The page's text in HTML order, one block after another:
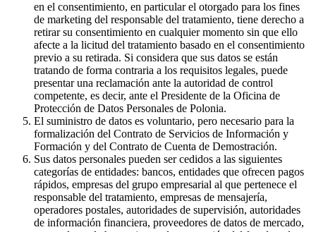
en el consentimiento, en particular el otorgado para los fines
de marketing del responsable del tratamiento, tiene derecho a
retirar su consentimiento en cualquier momento sin que ello
afecte a la licitud del tratamiento basado en el consentimiento
previo a su retirada. Si considera que sus datos se están
tratando de forma contraria a los requisitos legales, puede
presentar una reclamación ante la autoridad de control
competente, es decir, ante el Presidente de la Oficina de
Protección de Datos Personales de Polonia.
El suministro de datos es voluntario, pero necesario para la
formalización del Contrato de Servicios de Información y
Formación y del Contrato de Cuenta de Demostración.
Sus datos personales pueden ser cedidos a las siguientes
categorías de entidades: bancos, entidades que ofrecen pagos
rápidos, empresas del grupo empresarial al que pertenece el
responsable del tratamiento, empresas de mensajería,
operadores postales, autoridades de supervisión, autoridades
de información financiera, proveedores de datos de mercado,